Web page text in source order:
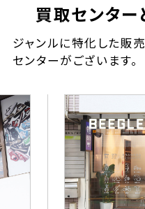
買取センタ
ジャンルに特化した販
センターがございます。